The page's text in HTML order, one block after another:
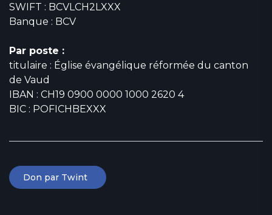
SWIFT : BCVLCH2LXXX
Banque : BCV
Par poste :
titulaire : Église évangélique réformée du canton
de Vaud
IBAN : CH19 0900 0000 1000 2620 4
BIC : POFICHBEXXX
Don par Twint